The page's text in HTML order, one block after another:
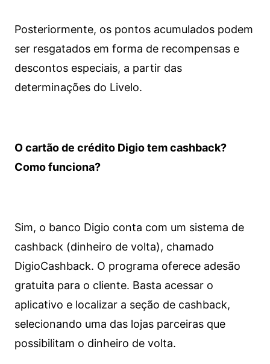
Posteriormente, os pontos acumulados podem
ser resgatados em forma de recompensas e
descontos especiais, a partir das
determinações do Livelo.
O cartão de crédito Digio tem cashback?
Como funciona?
Sim, o banco Digio conta com um sistema de
cashback (dinheiro de volta), chamado
DigioCashback. O programa oferece adesão
gratuita para o cliente. Basta acessar o
aplicativo e localizar a seção de cashback,
selecionando uma das lojas parceiras que
possibilitam o dinheiro de volta.